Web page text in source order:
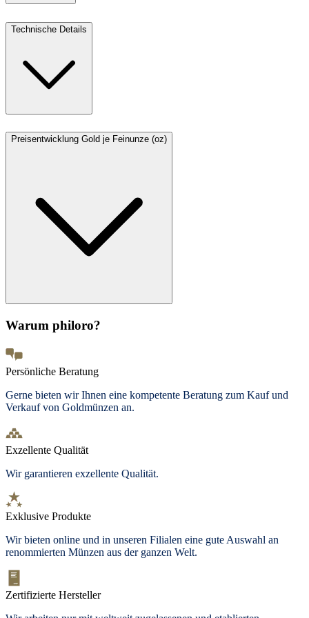
Technische Details
Preisentwicklung Gold je Feinunze (oz)
Warum philoro?
Persönliche Beratung
Gerne bieten wir Ihnen eine kompetente Beratung zum Kauf und
Verkauf von Goldmünzen an.
Exzellente Qualität
Wir garantieren exzellente Qualität.
Exklusive Produkte
Wir bieten online und in unseren Filialen eine gute Auswahl an
renommierten Münzen aus der ganzen Welt.
Zertifizierte Hersteller